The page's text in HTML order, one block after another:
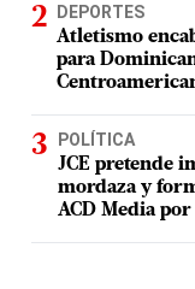
DEPORTES
Atletismo
para
POLÍTICA
JCE pretende
mordaza y
ACD Media